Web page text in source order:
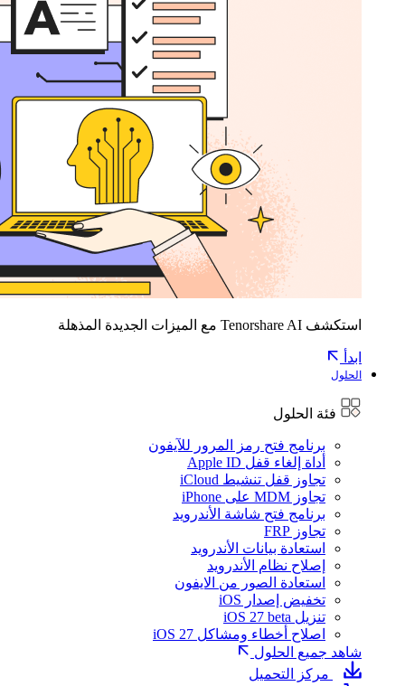
استكشف Tenorshare AI مع الميزات الجديدة المذهلة
ابدأ
الحلول
فئة الحلول
برنامج فتح رمز المرور للآيفون
أداة إلغاء قفل Apple ID
تجاوز قفل تنشيط iCloud
تجاوز MDM على iPhone
برنامج فتح شاشة الأندرويد
تجاوز FRP
استعادة بيانات الأندرويد
إصلاح نظام الأندرويد
استعادة الصور من الايفون
تخفيض إصدار iOS
تنزيل iOS 27 beta
اصلاح أخطاء ومشاكل iOS 27
شاهد جميع الحلول
مركز التحميل